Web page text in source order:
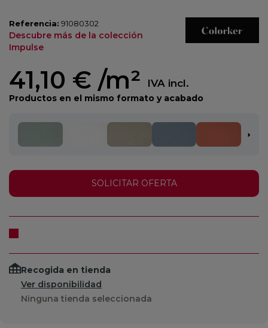
Referencia: 91080302
Descubre más de la colección
Impulse
41,10 € /m² IVA incl.
Productos en el mismo formato y acabado
SOLICITAR OFERTA
Recogida en tienda
Ver disponibilidad
Ninguna tienda seleccionada